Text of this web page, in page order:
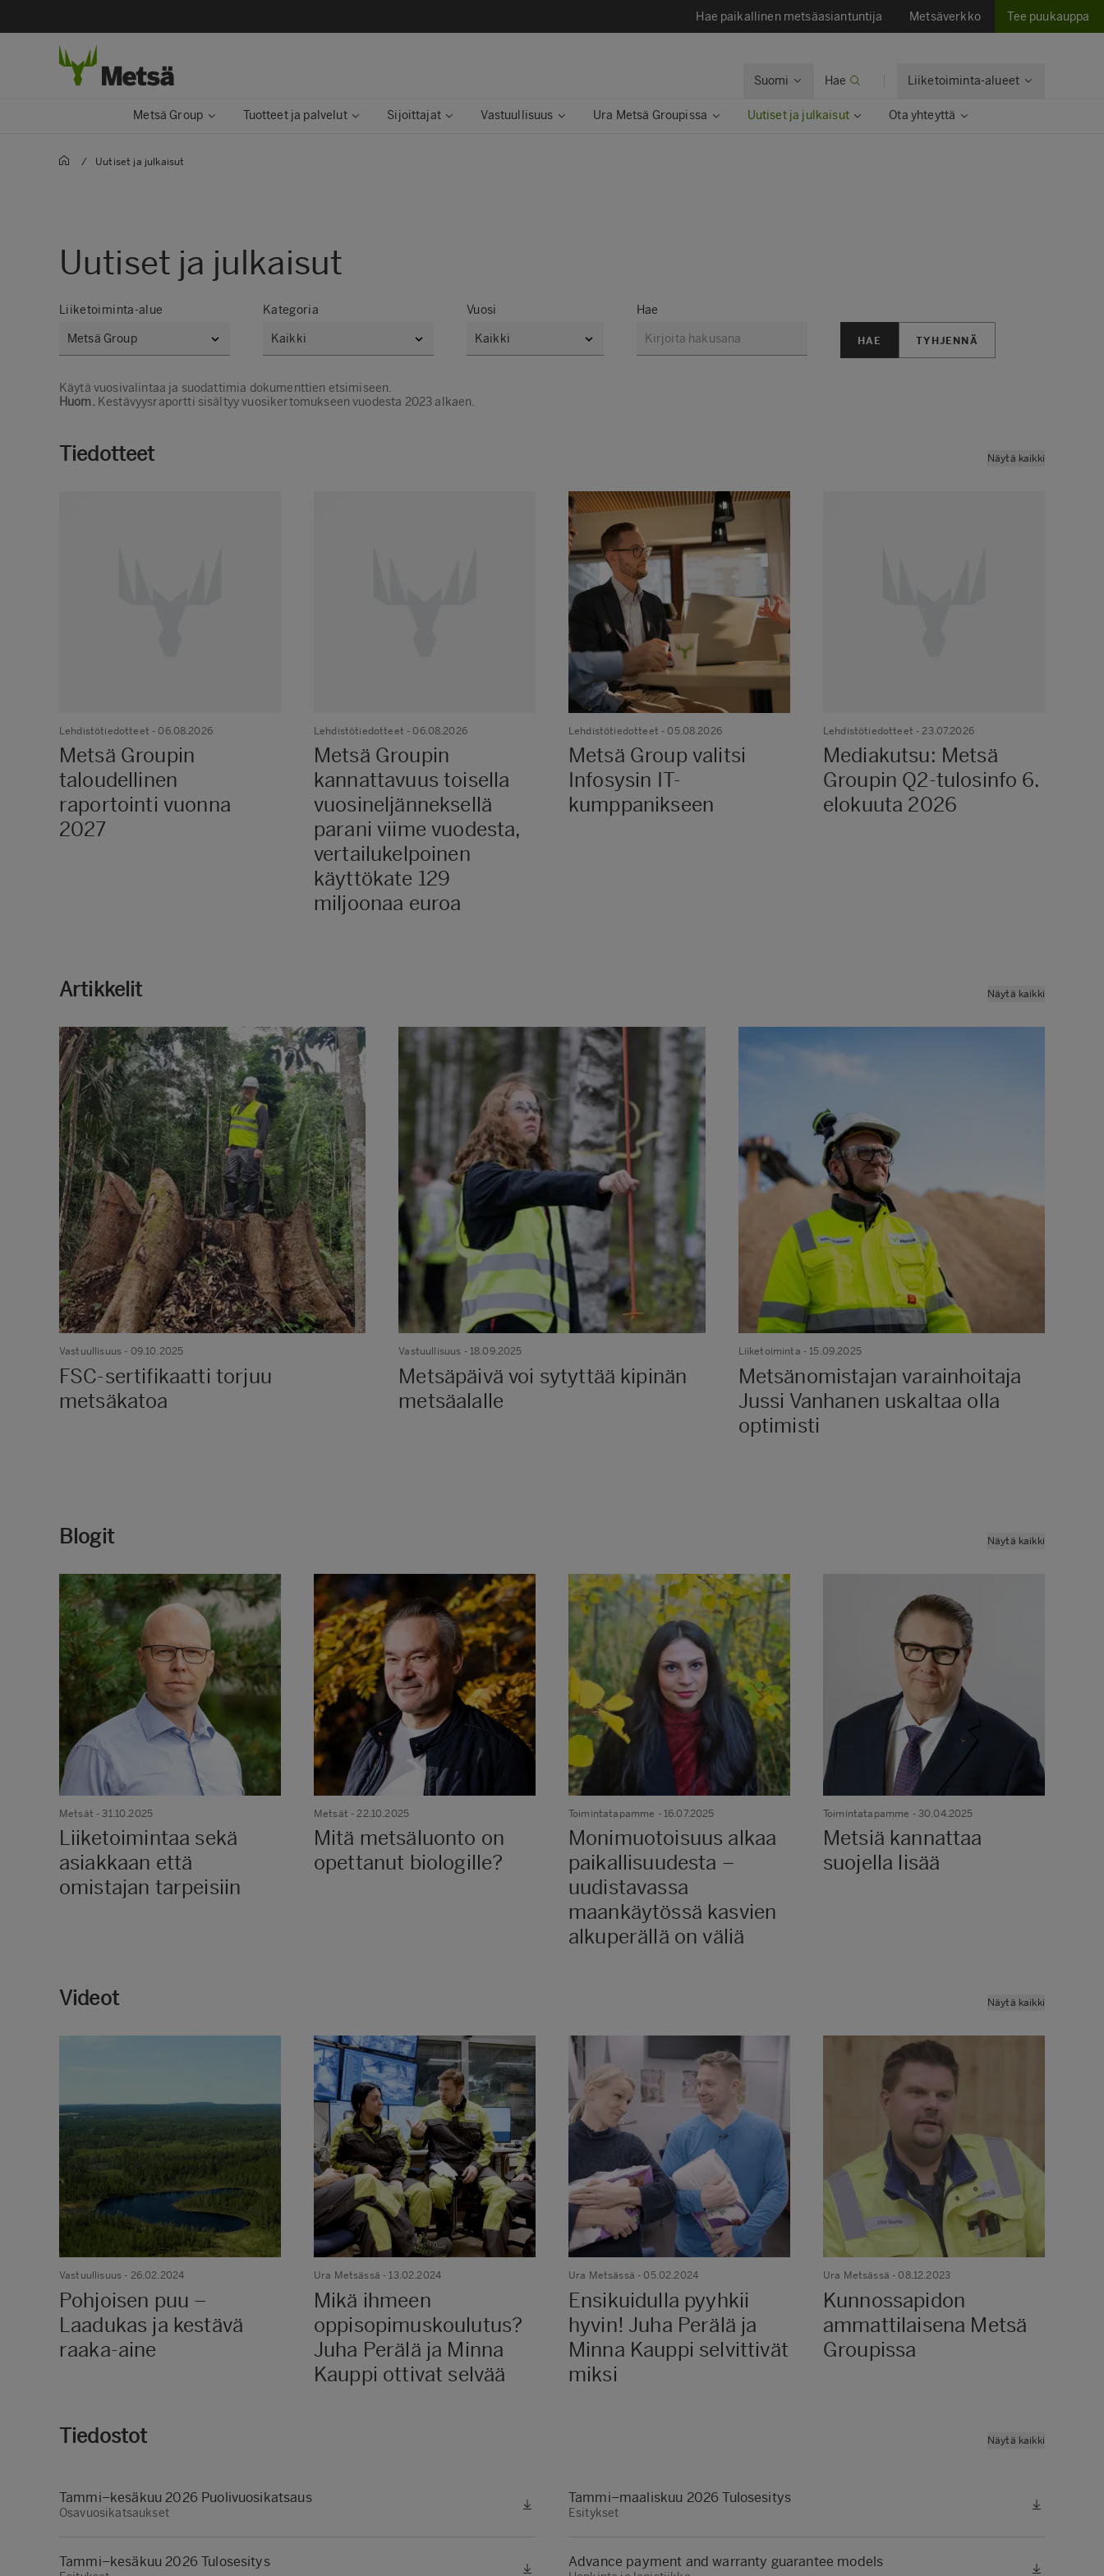
Hae paikallinen metsäasiantuntija Metsäverkko Tee puukauppa
Suomi Hae Liiketoiminta-alueet
Metsä Group Tuotteet ja palvelut Sijoittajat Vastuullisuus Ura Metsä Groupissa Uutiset ja julkaisut Ota yhteyttä
/ Uutiset ja julkaisut
Uutiset ja julkaisut
Liiketoiminta-alue Kategoria Vuosi Hae
HAE TYHJENNÄ
Käytä vuosivalintaa ja suodattimia dokumenttien etsimiseen.
Huom. Kestävyysraportti sisältyy vuosikertomukseen vuodesta 2023 alkaen.
Tiedotteet Näytä kaikki
Lehdistötiedotteet - 06.08.2026
Metsä Groupin
taloudellinen
raportointi vuonna
2027
Lehdistötiedotteet - 06.08.2026
Metsä Groupin
kannattavuus toisella
vuosineljänneksellä
parani viime vuodesta,
vertailukelpoinen
käyttökate 129
miljoonaa euroa
Lehdistötiedotteet - 05.08.2026
Metsä Group valitsi
Infosysin IT-
kumppanikseen
Lehdistötiedotteet - 23.07.2026
Mediakutsu: Metsä
Groupin Q2-tulosinfo 6.
elokuuta 2026
Artikkelit Näytä kaikki
Vastuullisuus - 09.10.2025
FSC-sertifikaatti torjuu
metsäkatoa
Vastuullisuus - 18.09.2025
Metsäpäivä voi sytyttää kipinän
metsäalalle
Liiketoiminta - 15.09.2025
Metsänomistajan varainhoitaja
Jussi Vanhanen uskaltaa olla
optimisti
Blogit Näytä kaikki
Metsät - 31.10.2025
Liiketoimintaa sekä
asiakkaan että
omistajan tarpeisiin
Metsät - 22.10.2025
Mitä metsäluonto on
opettanut biologille?
Toimintatapamme - 16.07.2025
Monimuotoisuus alkaa
paikallisuudesta –
uudistavassa
maankäytössä kasvien
alkuperällä on väliä
Toimintatapamme - 30.04.2025
Metsiä kannattaa
suojella lisää
Videot Näytä kaikki
Vastuullisuus - 26.02.2024
Pohjoisen puu –
Laadukas ja kestävä
raaka-aine
Ura Metsässä - 13.02.2024
Mikä ihmeen
oppisopimuskoulutus?
Juha Perälä ja Minna
Kauppi ottivat selvää
Ura Metsässä - 05.02.2024
Ensikuidulla pyyhkii
hyvin! Juha Perälä ja
Minna Kauppi selvittivät
miksi
Ura Metsässä - 08.12.2023
Kunnossapidon
ammattilaisena Metsä
Groupissa
Tiedostot Näytä kaikki
Tammi–kesäkuu 2026 Puolivuosikatsaus
Osavuosikatsaukset
Tammi–kesäkuu 2026 Tulosesitys
Tammi–maaliskuu 2026 Tulosesitys
Esitykset
Advance payment and warranty guarantee models